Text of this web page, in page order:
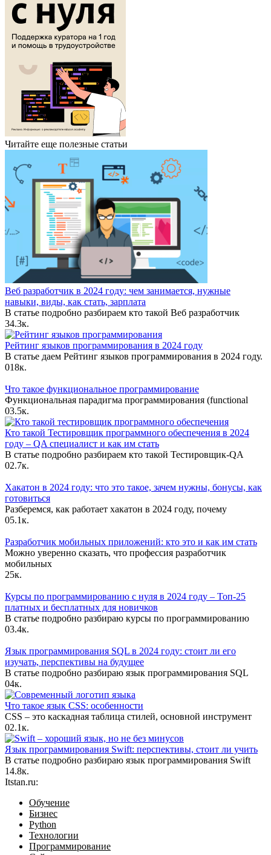
Читайте еще полезные статьи
Веб разработчик в 2024 году: чем занимается, нужные
навыки, виды, как стать, зарплата
В статье подробно разбираем кто такой Веб разработчик
34.3к.
Рейтинг языков программирования в 2024 году
В статье даем Рейтинг языков программирования в 2024 году.
018к.
Что такое функциональное программирование
Функциональная парадигма программирования (functional
03.5к.
Кто такой Тестировщик программного обеспечения в 2024
году – QA специалист и как им стать
В статье подробно разбираем кто такой Тестировщик-QA
02.7к.
Хакатон в 2024 году: что это такое, зачем нужны, бонусы, как
готовиться
Разберемся, как работает хакатон в 2024 году, почему
05.1к.
Разработчик мобильных приложений: кто это и как им стать
Можно уверенно сказать, что профессия разработчик
мобильных
25к.
Курсы по программированию с нуля в 2024 году – Топ-25
платных и бесплатных для новичков
В статье подробно разбираю курсы по программированию
03.4к.
Язык программирования SQL в 2024 году: стоит ли его
изучать, перспективы на будущее
В статье подробно разбираю язык программирования SQL
04к.
Что такое язык CSS: особенности
CSS – это каскадная таблица стилей, основной инструмент
02.1к.
Язык программирования Swift: перспективы, стоит ли учить
В статье подробно разбираю язык программирования Swift
14.8к.
Itstan.ru:
Обучение
Бизнес
Python
Технологии
Программирование